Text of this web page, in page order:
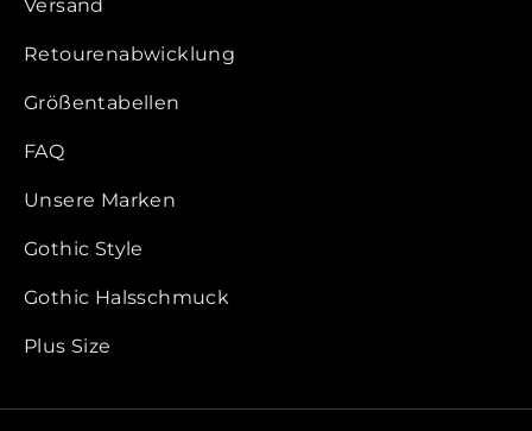
Versand
Retourenabwicklung
Größentabellen
FAQ
Unsere Marken
Gothic Style
Gothic Halsschmuck
Plus Size